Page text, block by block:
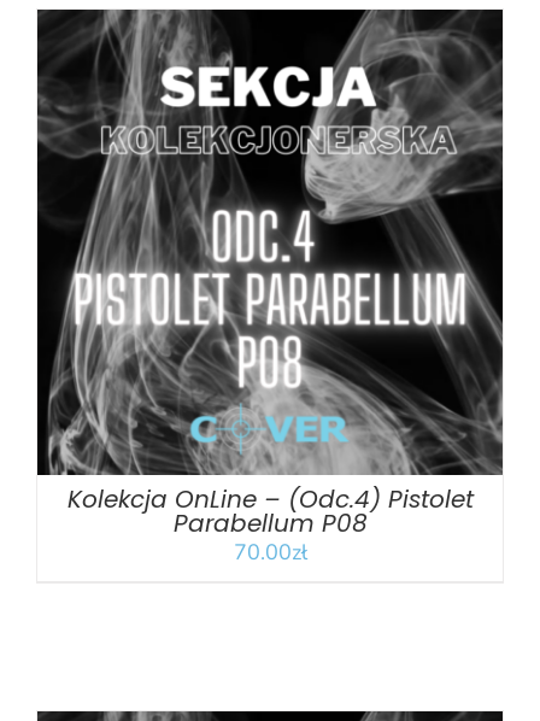
DODAJ DO KOSZYKA / SZCZEGÓŁY
Kolekcja OnLine – (Odc.4) Pistolet
Parabellum P08
70.00zł